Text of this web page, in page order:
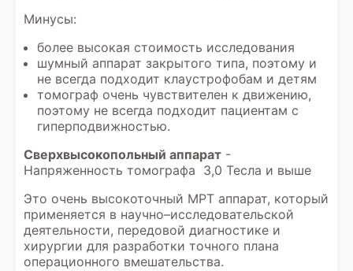
Минусы:
более высокая стоимость исследования
шумный аппарат закрытого типа, поэтому и
не всегда подходит клаустрофобам и детям
томограф очень чувствителен к движению,
поэтому не всегда подходит пациентам с
гиперподвижностью.
Сверхвысокопольный аппарат -
Напряженность томографа 3,0 Тесла и выше
Это очень высокоточный МРТ аппарат, который
применяется в научно–исследовательской
деятельности, передовой диагностике и
хирургии для разработки точного плана
операционного вмешательства.